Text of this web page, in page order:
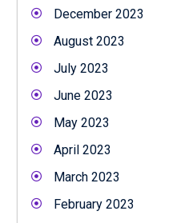
December 2023
August 2023
July 2023
June 2023
May 2023
April 2023
March 2023
February 2023